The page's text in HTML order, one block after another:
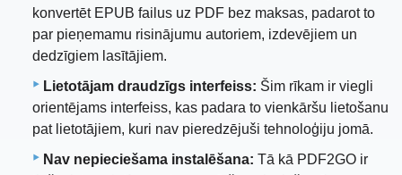
konvertēt EPUB failus uz PDF bez maksas, padarot to
par pieņemamu risinājumu autoriem, izdevējiem un
dedzīgiem lasītājiem.
Lietotājam draudzīgs interfeiss: Šim rīkam ir viegli
orientējams interfeiss, kas padara to vienkāršu lietošanu
pat lietotājiem, kuri nav pieredzējuši tehnoloģiju jomā.
Nav nepieciešama instalēšana: Tā kā PDF2GO ir